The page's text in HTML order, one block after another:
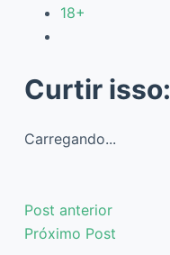
18+
Curtir isso:
Carregando...
Post anterior
Próximo Post